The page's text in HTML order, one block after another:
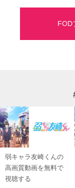
FOD
弱キャラ友崎くんの
高画質動画を無料で
視聴する